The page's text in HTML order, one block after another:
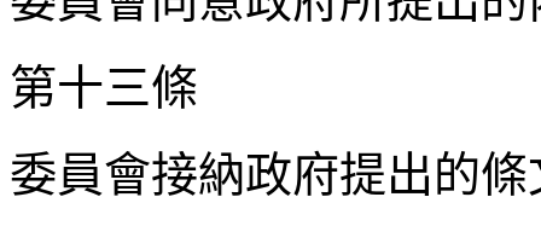
第十三條
委員會接納政府提出的條